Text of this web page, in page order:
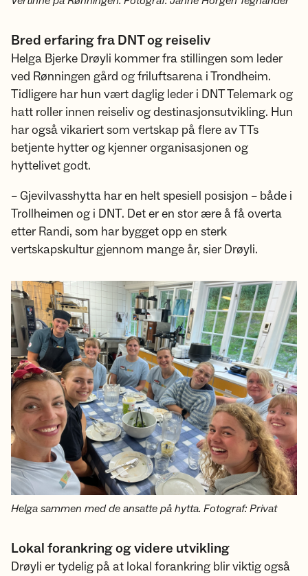
Bred erfaring fra DNT og reiseliv
Helga Bjerke Drøyli kommer fra stillingen som leder
ved Rønningen gård og friluftsarena i Trondheim.
Tidligere har hun vært daglig leder i DNT Telemark og
hatt roller innen reiseliv og destinasjonsutvikling. Hun
har også vikariert som vertskap på flere av TTs
betjente hytter og kjenner organisasjonen og
hyttelivet godt.
– Gjevilvasshytta har en helt spesiell posisjon – både i
Trollheimen og i DNT. Det er en stor ære å få overta
etter Randi, som har bygget opp en sterk
vertskapskultur gjennom mange år, sier Drøyli.
Helga sammen med de ansatte på hytta. Fotograf: Privat
Lokal forankring og videre utvikling
Drøyli er tydelig på at lokal forankring blir viktig også